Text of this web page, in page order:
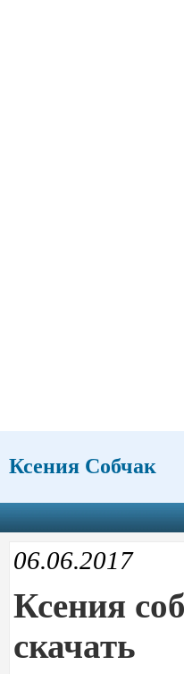
Ксения Собчак
06.06.2017
Ксения
скачать